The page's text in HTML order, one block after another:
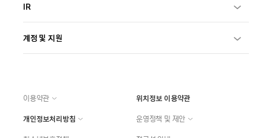
IR
계정 및 지원
이용약관
위치정보 이용약관
개인정보처리방침
운영정책 및 제안